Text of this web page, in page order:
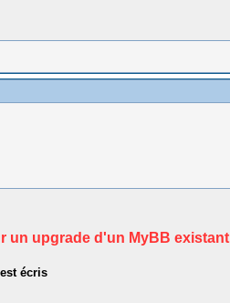
un upgrade d'un MyBB existant
écris